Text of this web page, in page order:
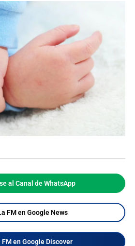
al Canal de WhatsApp
FM en Google News
FM en Google Discover